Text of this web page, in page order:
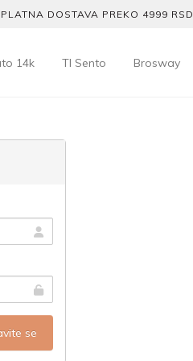
DOSTAVA PREKO 4999 RSD
14k TI Sento Brosway